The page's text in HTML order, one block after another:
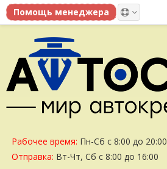
Рабочее время: Пн-Сб с 8:00 до 20:00
Отправка: Вт-Чт, Сб с 8:00 до 16:00